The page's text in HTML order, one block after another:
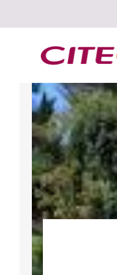
Rechercher :